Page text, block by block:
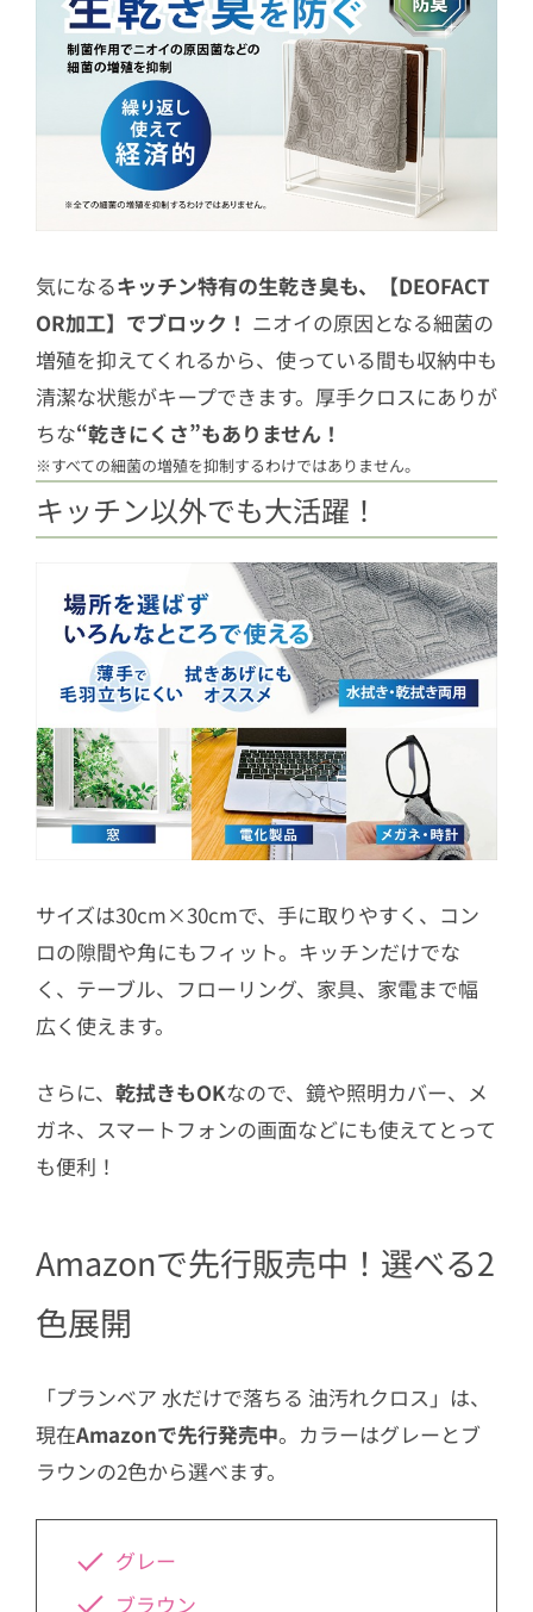
気になるキッチン特有の生乾き臭も、【DEOFACT
OR加工】でブロック！ ニオイの原因となる細菌の
増殖を抑えてくれるから、使っている間も収納中も
清潔な状態がキープできます。厚手クロスにありが
ちな“乾きにくさ”もありません！
※すべての細菌の増殖を抑制するわけではありません。
キッチン以外でも大活躍！
サイズは30cm×30cmで、手に取りやすく、コン
ロの隙間や角にもフィット。キッチンだけでな
く、テーブル、フローリング、家具、家電まで幅
広く使えます。
さらに、 乾拭きもOKなので、鏡や照明カバー、メ
ガネ、スマートフォンの画面などにも使えてとって
も便利！
Amazonで先行販売中！選べる2
色展開
「プランベア 水だけで落ちる 油汚れクロス」は、
現在Amazonで先行発売中。カラーはグレーとブ
ラウンの2色から選べます。
グレー
ブラウン